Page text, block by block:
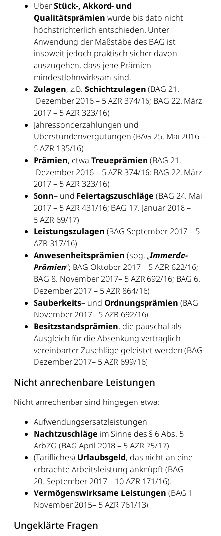
ÜberStück-, Akkord- und
Qualitätsprämien wurde bis dato nicht
höchstrichterlich entschieden. Unter
Anwendung der Maßstäbe des BAG ist
insoweit jedoch praktisch sicher davon
auszugehen, dass jene Prämien
mindestlohnwirksam sind.
Zulagen, z.B. Schichtzulagen (BAG 21.
Dezember 2016 – 5 AZR 374/16; BAG 22. März
2017 – 5 AZR 323/16)
Jahressonderzahlungen und
Überstundenvergütungen (BAG 25. Mai 2016 –
5 AZR 135/16)
Prämien, etwa Treueprämien (BAG 21.
Dezember 2016 – 5 AZR 374/16; BAG 22. März
2017 – 5 AZR 323/16)
Sonn– und Feiertagszuschläge (BAG 24. Mai
2017 – 5 AZR 431/16; BAG 17. Januar 2018 –
5 AZR 69/17)
Leistungszulagen (BAG September 2017 – 5
AZR 317/16)
Anwesenheitsprämien (sog. „Immerda-
Prämien“; BAG Oktober 2017 – 5 AZR 622/16;
BAG 8. November 2017– 5 AZR 692/16; BAG 6.
Dezember 2017 – 5 AZR 864/16)
Sauberkeits– und Ordnungsprämien (BAG
November 2017– 5 AZR 692/16)
Besitzstandsprämien, die pauschal als
Ausgleich für die Absenkung vertraglich
vereinbarter Zuschläge geleistet werden (BAG
Dezember 2017– 5 AZR 699/16)
Nicht anrechenbare Leistungen
Nicht anrechenbar sind hingegen etwa:
Aufwendungsersatzleistungen
Nachtzuschläge im Sinne des § 6 Abs. 5
ArbZG (BAG April 2018 – 5 AZR 25/17)
(Tarifliches) Urlaubsgeld, das nicht an eine
erbrachte Arbeitsleistung anknüpft (BAG
20. September 2017 – 10 AZR 171/16).
Vermögenswirksame Leistungen (BAG 1
November 2015– 5 AZR 761/13)
Ungeklärte Fragen